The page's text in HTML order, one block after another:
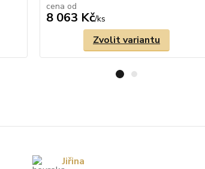
cena od
8 063 Kč/ks
Zvolit variantu
Jiřina